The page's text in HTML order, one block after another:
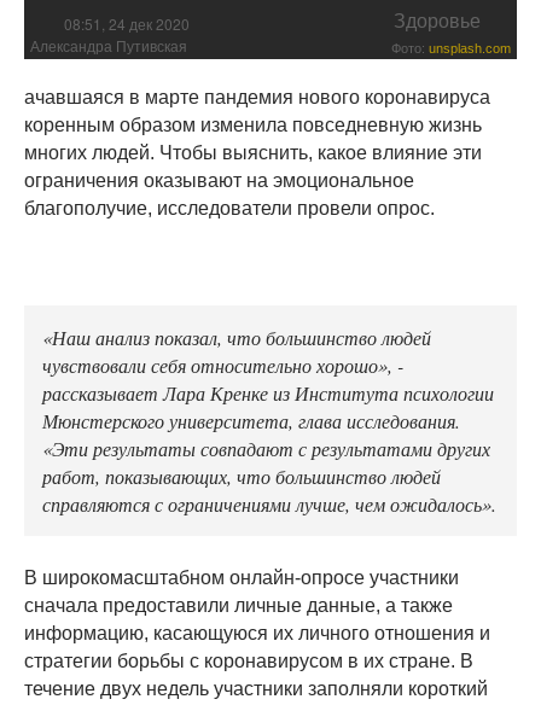
08:51, 24 дек 2020 Здоровье
Александра Путивская Фото: unsplash.com
ачавшаяся в марте пандемия нового коронавируса
коренным образом изменила повседневную жизнь
многих людей. Чтобы выяснить, какое влияние эти
ограничения оказывают на эмоциональное
благополучие, исследователи провели опрос.
«Наш анализ показал, что большинство людей
чувствовали себя относительно хорошо», -
рассказывает Лара Кренке из Института психологии
Мюнстерского университета, глава исследования.
«Эти результаты совпадают с результатами других
работ, показывающих, что большинство людей
справляются с ограничениями лучше, чем ожидалось».
В широкомасштабном онлайн-опросе участники
сначала предоставили личные данные, а также
информацию, касающуюся их личного отношения и
стратегии борьбы с коронавирусом в их стране. В
течение двух недель участники заполняли короткий